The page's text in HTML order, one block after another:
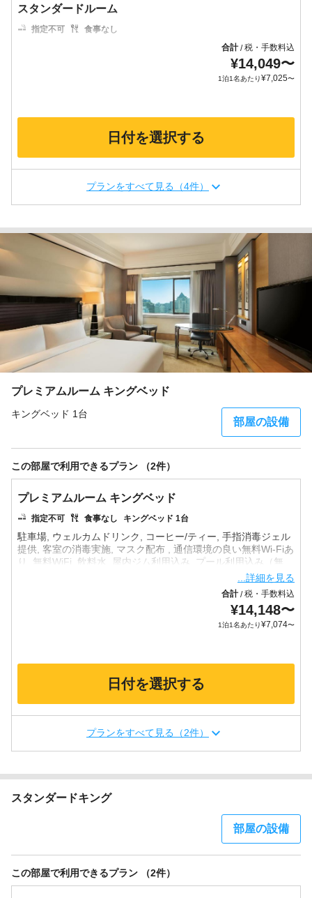
スタンダードルーム
指定不可
食事なし
合計/税・手数料込
¥14,049〜
1泊1名あたり¥7,025〜
日付を選択する
プランをすべて見る（4件）
プレミアムルーム キングベッド
キングベッド 1台
部屋の設備
この部屋で利用できるプラン （2件）
プレミアムルーム キングベッド
指定不可 食事なし キングベッド 1台
駐車場, ウェルカムドリンク, コーヒー/ティー, 手指消毒ジェル
提供, 客室の消毒実施, マスク配布 , 通信環境の良い無料Wi-Fiあ
り, 無料WiFi, 飲料水, 屋内ジム利用込み, プール利用込み（無
...詳細を見る
合計/税・手数料込
¥14,148〜
1泊1名あたり¥7,074〜
日付を選択する
プランをすべて見る（2件）
スタンダードキング
部屋の設備
この部屋で利用できるプラン （2件）